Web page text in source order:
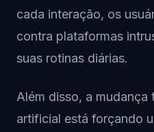
cada interação, os
contra plataformas
suas rotinas diárias.
Além disso, a mudança
artificial está forçando